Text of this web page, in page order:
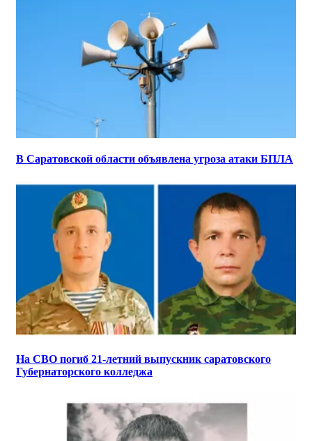
В Саратовской области объявлена угроза атаки БПЛА
На СВО погиб 21-летний выпускник саратовского
Губернаторского колледжа